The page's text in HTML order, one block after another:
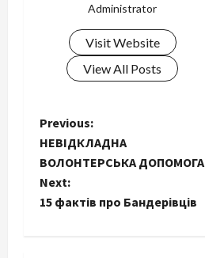
Administrator
Visit Website
View All Posts
P
o
s
Previous:
НЕВІДКЛАДНА
ВОЛОНТЕРСЬКА ДОПОМОГА
Next:
15 фактів про Бандерівців